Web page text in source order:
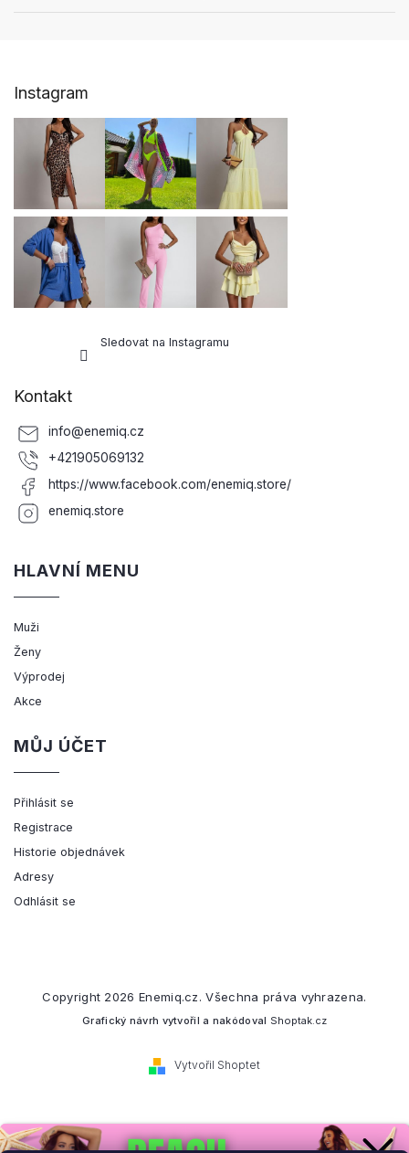
Instagram
Sledovat na Instagramu
Kontakt
info@enemiq.cz
+421905069132
https://www.facebook.com/enemiq.store/
enemiq.store
HLAVNÍ MENU
Muži
Ženy
Výprodej
Akce
MŮJ ÚČET
Přihlásit se
Registrace
Historie objednávek
Adresy
Odhlásit se
Vytvořil Shoptet
Copyright 2026 Enemiq.cz. Všechna práva vyhrazena.
Grafický návrh vytvořil a nakódoval Shoptak.cz